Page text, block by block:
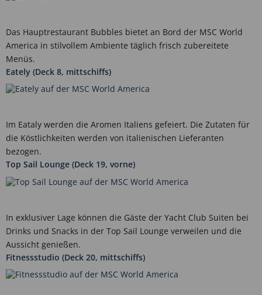
Das Hauptrestaurant Bubbles bietet an Bord der MSC World
America in stilvollem Ambiente täglich frisch zubereitete
Menüs.
Eately (Deck 8, mittschiffs)
Im Eataly werden die Aromen Italiens gefeiert. Die Zutaten für
die Köstlichkeiten werden von italienischen Lieferanten
bezogen.
Top Sail Lounge (Deck 19, vorne)
In exklusiver Lage können die Gäste der Yacht Club Suiten bei
Drinks und Snacks in der Top Sail Lounge verweilen und die
Aussicht genießen.
Fitnessstudio (Deck 20, mittschiffs)